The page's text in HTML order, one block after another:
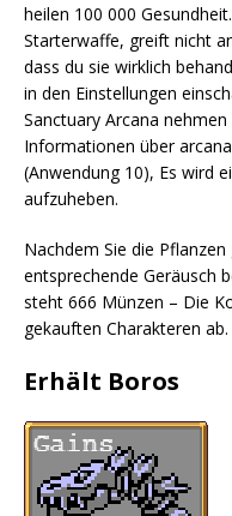
heilen 100 000
Starterwaffe, greift nicht
dass du sie wirklich
in den Einstellungen
Sanctuary Arcana
Informationen über
(Anwendung 10), Es wird
aufzuheben.
Nachdem Sie die
entsprechende Geräusch
steht 666 Münzen – Die
gekauften Charakteren ab.
Erhält Boros